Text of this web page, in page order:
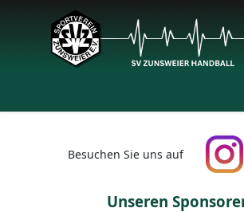
Besuchen Sie uns auf
Unseren